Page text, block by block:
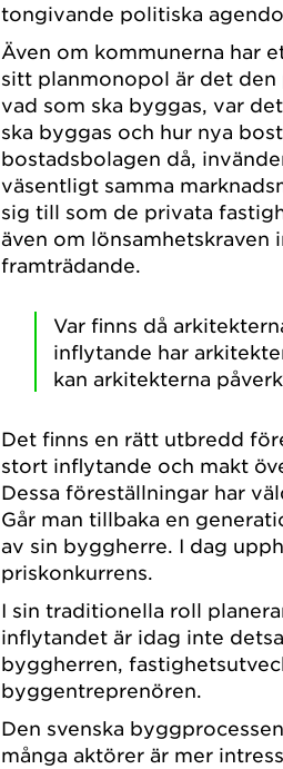
tongivande politiska
Även om kommunerna har
sitt planmonopol är det den
vad som ska byggas, var
ska byggas och hur nya
bostadsbolagen då,
väsentligt samma
sig till som de privata
även om lönsamhetskraven
framträdande.
Var finns då
inflytande har
kan arkitekterna
Det finns en rätt utbredd
stort inflytande och makt
Dessa föreställningar har
Går man tillbaka en
av sin byggherre. I dag
priskonkurrens.
I sin traditionella roll
inflytandet är idag inte
byggherren,
byggentreprenören.
Den svenska
många aktörer är mer